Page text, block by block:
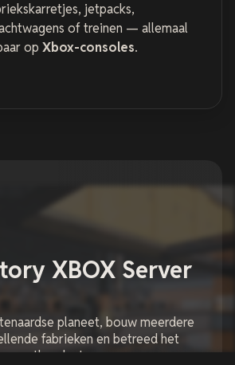
jetpacks,
of treinen — allemaal
op Xbox-consoles.
XBOX Server
planeet, bouw meerdere
fabrieken en betreed het